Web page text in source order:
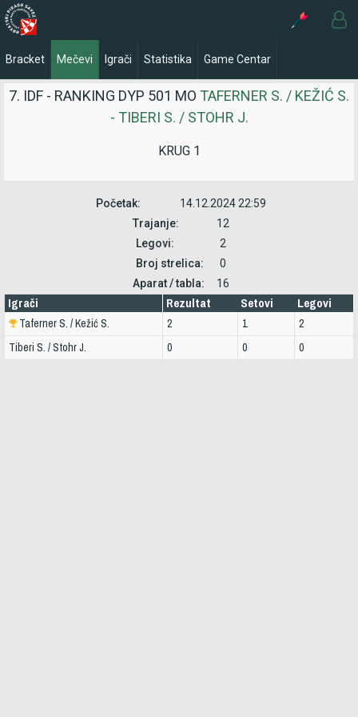
Bracket Mečevi Igrači Statistika Game Centar
7. IDF - RANKING DYP 501 MO TAFERNER S. / KEŽIĆ S.
- TIBERI S. / STOHR J.
KRUG 1
Početak:
14.12.2024 22:59
Trajanje:
12
Legovi:
2
Broj strelica:
0
Aparat / tabla:
16
Igrači Rezultat Setovi Legovi
Taferner S. / Kežić S. 2 1
2
Tiberi S. / Stohr J.
0 0 0